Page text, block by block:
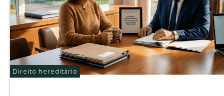
Direito hereditário